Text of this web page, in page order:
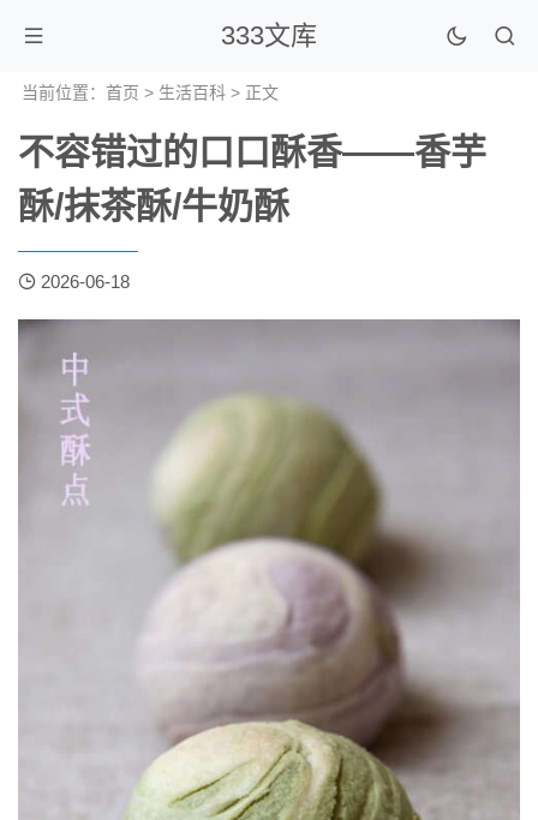
333文库
当前位置： 首页 > 生活百科 > 正文
不容错过的口口酥香——香芋
酥/抹茶酥/牛奶酥
2026-06-18